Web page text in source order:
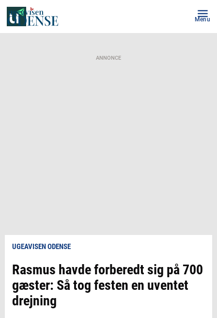
Menu
ANNONCE
UGEAVISEN ODENSE
Rasmus havde forberedt sig på 700
gæster: Så tog festen en uventet
drejning